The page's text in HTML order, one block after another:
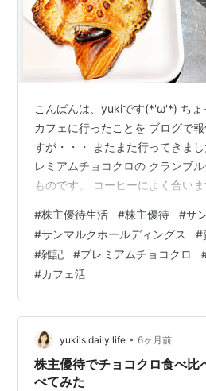
こんばんは、yukiです(*'ω'*) ちょ
カフェに行ったことを ブログで
すが・・・ またまた行ってきま
レミアムチョコクロの クランブ
ものです。 コーヒーによく合い
す。 あとはサンマルクホールディ
20%オフになるのも大きいですね
円が552円になりました☆ 頻繁に
ありがたいです。 大事に保有した
【関連記事】 外食系の株主優待
#株主優待生活 #株主優待 #サ
#サンマルクホールディングス #
#雑記 #プレミアムチョコクロ
#カフェ活
yuki's daily life • 6ヶ月前
株主優待でチョコクロ食べ比
べてみた